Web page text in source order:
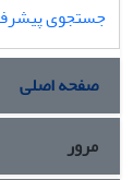
جستجوی
صفحه اصلی
مرور